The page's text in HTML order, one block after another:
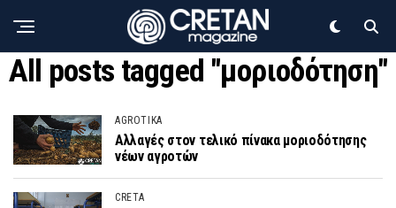
All posts tagged "μοριοδότηση"
AGROTIKA
Αλλαγές στον τελικό πίνακα μοριοδότησης
νέων αγροτών
CRETA